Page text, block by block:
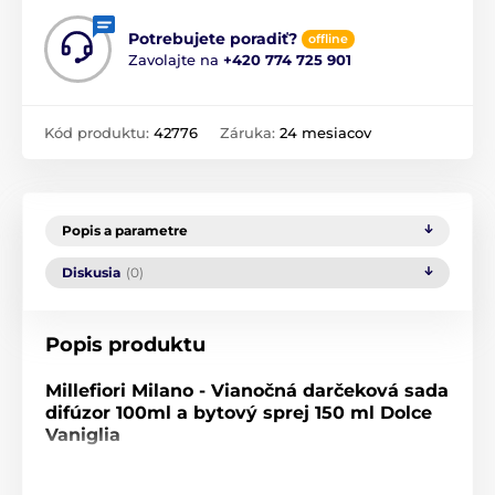
Potrebujete poradiť? offline
Zavolajte na +420 774 725 901
Kód produktu: 42776 Záruka: 24 mesiacov
Popis a parametre
Diskusia (0)
Popis produktu
Millefiori Milano - Vianočná darčeková sada
difúzor 100ml a bytový sprej 150 ml Dolce
Vaniglia